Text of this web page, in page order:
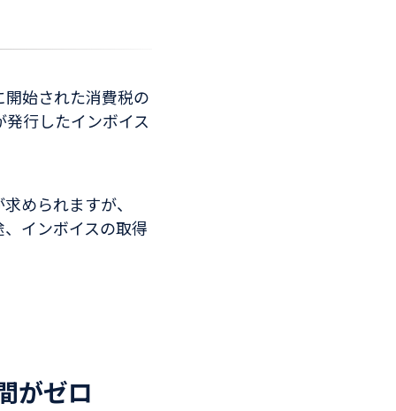
始された消費税の
行したインボイス
められますが、
インボイスの取得
がゼロ